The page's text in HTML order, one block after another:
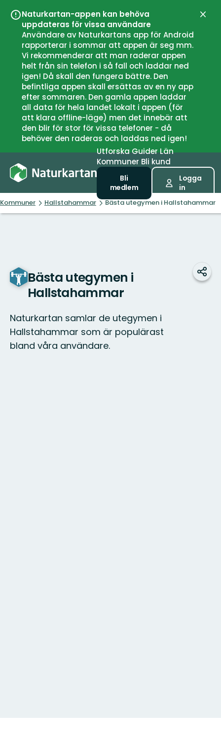
Naturkartan-appen kan behöva
uppdateras för vissa användare
Användare av Naturkartans app för Android
rapporterar i sommar att appen är seg mm.
Vi rekommenderar att man raderar appen
helt från sin telefon i så fall och laddar ned
igen! Då skall den fungera bättre. Den
befintliga appen skall ersättas av en ny app
efter sommaren. Den gamla appen laddar
all data för hela landet lokalt i appen (för
att klara offline-läge) men det innebär att
den blir för stor för vissa telefoner - då
behöver den raderas och laddas ned igen!
UtforskaGuiderLän
Kommuner Bli kund
Bli
medlem
Logga
in
Kommuner Hallstahammar Bästa utegymen i Hallstahammar
Bästa utegymen i
Hallstahammar
Naturkartan samlar de utegymen i
Hallstahammar som är populärast
bland våra användare.
Dela